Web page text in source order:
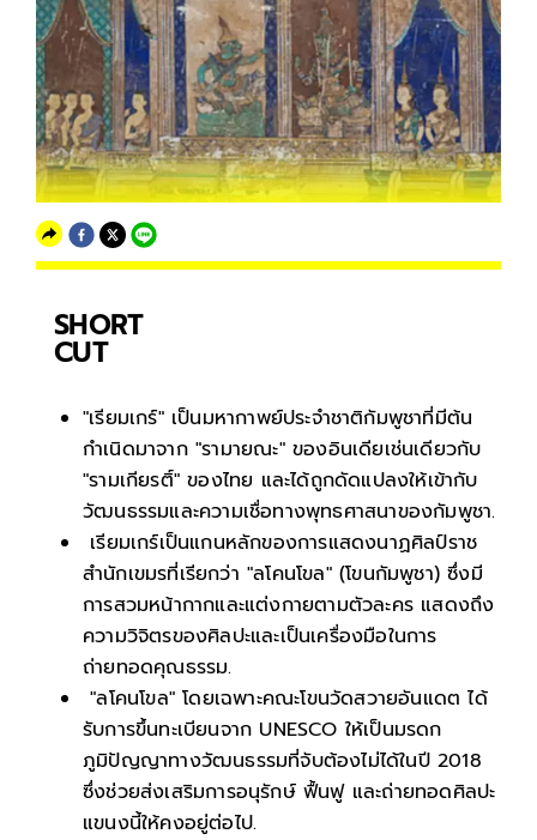
SHORT
CUT
"เรียมเกร์" เป็นมหากาพย์ประจำชาติกัมพูชาที่มีต้น
กำเนิดมาจาก "รามายณะ" ของอินเดียเช่นเดียวกับ
"รามเกียรติ์" ของไทย และได้ถูกดัดแปลงให้เข้ากับ
วัฒนธรรมและความเชื่อทางพุทธศาสนาของกัมพูชา.
เรียมเกร์เป็นแกนหลักของการแสดงนาฏศิลป์ราช
สำนักเขมรที่เรียกว่า "ลโคนโขล" (โขนกัมพูชา) ซึ่งมี
การสวมหน้ากากและแต่งกายตามตัวละคร แสดงถึง
ความวิจิตรของศิลปะและเป็นเครื่องมือในการ
ถ่ายทอดคุณธรรม.
"ลโคนโขล" โดยเฉพาะคณะโขนวัดสวายอันแดต ได้
รับการขึ้นทะเบียนจาก UNESCO ให้เป็นมรดก
ภูมิปัญญาทางวัฒนธรรมที่จับต้องไม่ได้ในปี 2018
ซึ่งช่วยส่งเสริมการอนุรักษ์ ฟื้นฟู และถ่ายทอดศิลปะ
แขนงนี้ให้คงอยู่ต่อไป.